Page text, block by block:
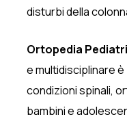
disturbi della
Ortopedia
e multidisciplinare
condizioni spinali,
bambini e